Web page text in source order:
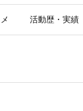
活動歴・実績